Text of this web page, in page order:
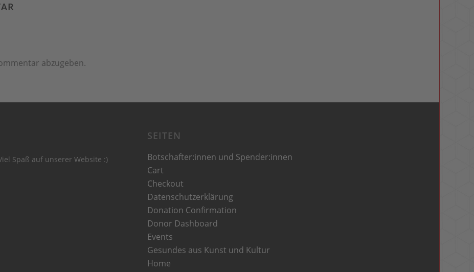
abzugeben.
Spaß auf unserer Website :)
SEITEN
Botschafter:innen und Spender:innen
Cart
Checkout
Datenschutzerklärung
Donation Confirmation
Donor Dashboard
Events
Gesundes aus Kunst und Kultur
Home